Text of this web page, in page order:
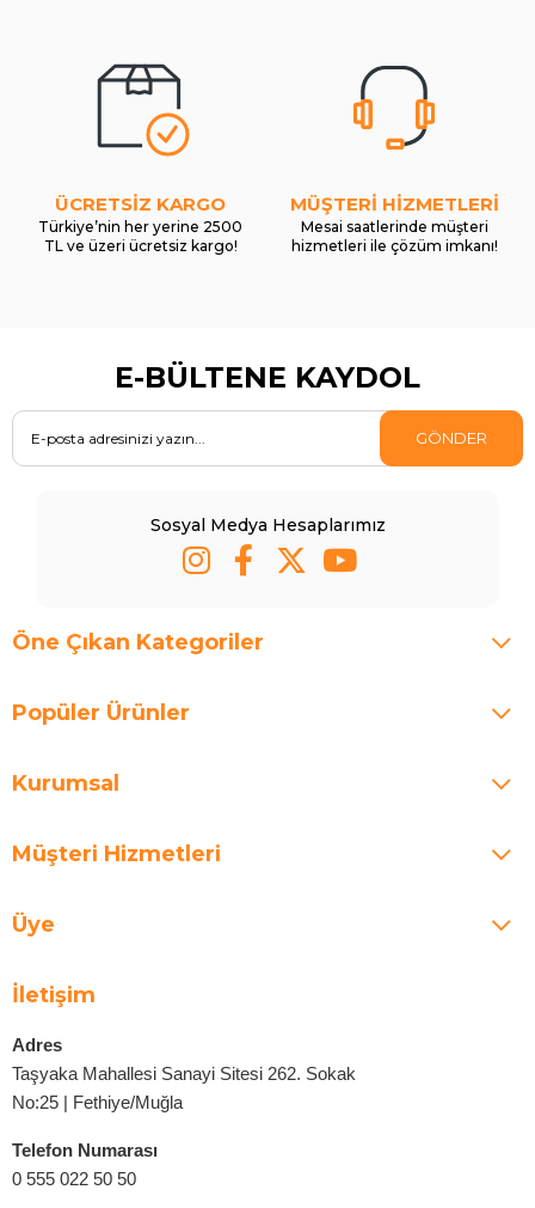
ÜCRETSİZ KARGO
Türkiye’nin her yerine 2500
TL ve üzeri ücretsiz kargo!
MÜŞTERİ HİZMETLERİ
Mesai saatlerinde müşteri
hizmetleri ile çözüm imkanı!
E-BÜLTENE KAYDOL
GÖNDER
Sosyal Medya Hesaplarımız
Öne Çıkan Kategoriler
Popüler Ürünler
Kurumsal
Müşteri Hizmetleri
Üye
İletişim
Adres
Taşyaka Mahallesi Sanayi Sitesi 262. Sokak
No:25 | Fethiye/Muğla
Telefon Numarası
0 555 022 50 50